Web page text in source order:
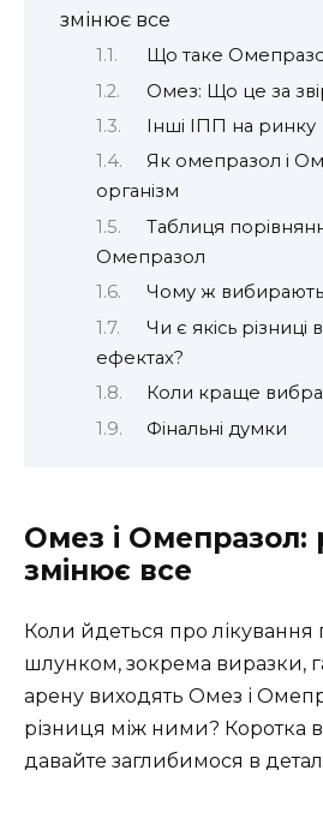
змінює все
Що таке
Омез: Що це за
Інші ІПП на ринку
Як омепразол і
організм
Таблиця
Омепразол
Чому ж
Чи є якісь різниці
ефектах?
Коли краще
Фінальні думки
Омез і Омепразол:
змінює все
Коли йдеться про лікування
шлунком, зокрема виразки,
арену виходять Омез і
різниця між ними? Коротка
давайте заглибимося в